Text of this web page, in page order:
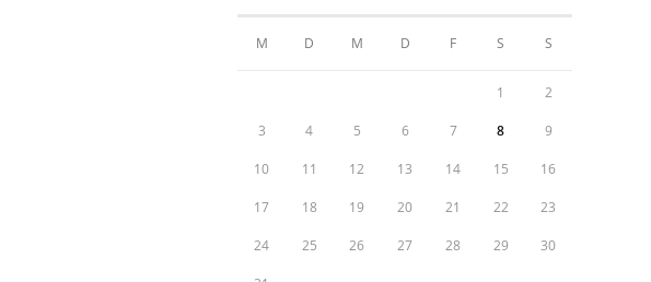
M D M D F S S
1 2
3 4 5 6 7 8 9
10 11 12 13 14 15 16
17 18 19 20 21 22 23
24 25 26 27 28 29 30